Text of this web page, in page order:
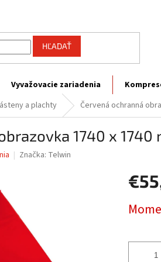
HĽADAŤ
Vyvažovacie zariadenia
a plachty Červená ochranná
1740 x 1740
Značka: Telwin
cena: